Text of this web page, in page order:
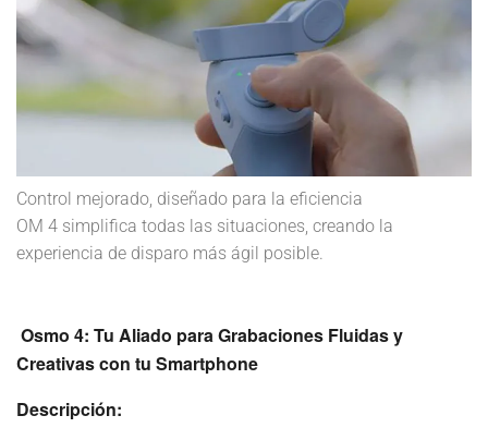
Control mejorado, diseñado para la eficiencia
OM 4 simplifica todas las situaciones, creando la
experiencia de disparo más ágil posible.
Osmo 4: Tu Aliado para Grabaciones Fluidas y
Creativas con tu Smartphone
Descripción: